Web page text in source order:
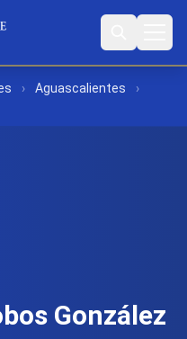
› Aguascalientes
›
González